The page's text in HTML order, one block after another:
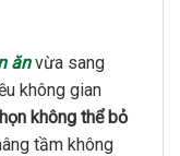
ăn vừa sang
không gian
không thể bỏ
tầm không